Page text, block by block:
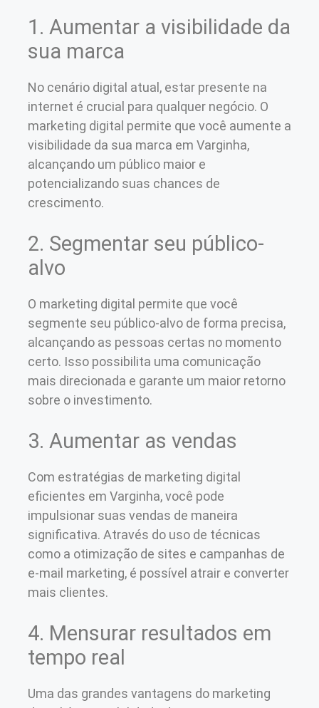
1. Aumentar a visibilidade da
sua marca
No cenário digital atual, estar presente na
internet é crucial para qualquer negócio. O
marketing digital permite que você aumente a
visibilidade da sua marca em Varginha,
alcançando um público maior e
potencializando suas chances de
crescimento.
2. Segmentar seu público-
alvo
O marketing digital permite que você
segmente seu público-alvo de forma precisa,
alcançando as pessoas certas no momento
certo. Isso possibilita uma comunicação
mais direcionada e garante um maior retorno
sobre o investimento.
3. Aumentar as vendas
Com estratégias de marketing digital
eficientes em Varginha, você pode
impulsionar suas vendas de maneira
significativa. Através do uso de técnicas
como a otimização de sites e campanhas de
e-mail marketing, é possível atrair e converter
mais clientes.
4. Mensurar resultados em
tempo real
Uma das grandes vantagens do marketing